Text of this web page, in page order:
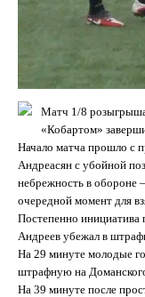
Матч 1/8
«Кобартом»
Начало матча прошло с
Андреасян с убойной
небрежность в обороне
очередной момент для
Постепенно инициатива
Андреев убежал в
На 29 минуте молодые
штрафную на
На 39 минуте после